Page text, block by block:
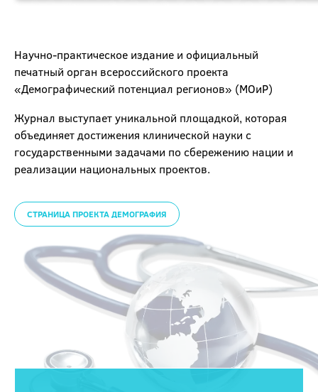
Научно-практическое издание и официальный
печатный орган всероссийского проекта
«Демографический потенциал регионов» (МОиР)
Журнал выступает уникальной площадкой, которая
объединяет достижения клинической науки с
государственными задачами по сбережению нации и
реализации национальных проектов.
СТРАНИЦА ПРОЕКТА ДЕМОГРАФИЯ